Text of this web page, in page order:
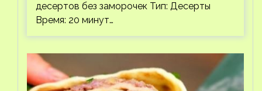
десертов без заморочек Тип: Десерты
Время: 20 минут…